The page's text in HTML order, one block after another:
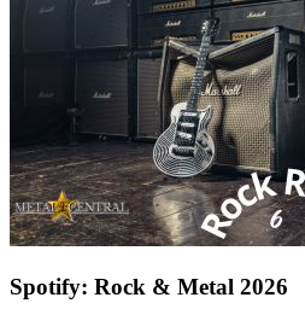
Spotify: Rock & Metal 2026